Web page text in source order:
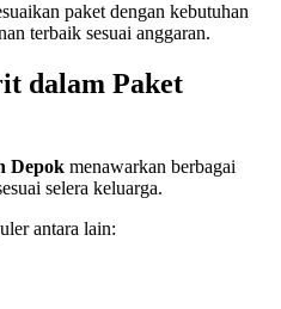
paket dengan kebutuhan
terbaik sesuai anggaran.
dalam Paket
Depok menawarkan berbagai
selera keluarga.
antara lain: